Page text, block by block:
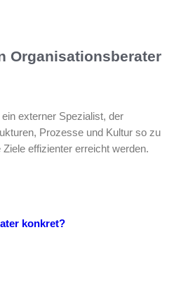
Organisationsberater
externer Spezialist, der
Prozesse und Kultur so zu
effizienter erreicht werden.